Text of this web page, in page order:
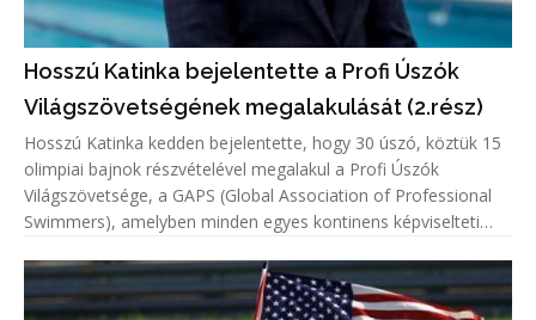
Hosszú Katinka bejelentette a Profi Úszók
Világszövetségének megalakulását (2.rész)
Hosszú Katinka kedden bejelentette, hogy 30 úszó, köztük 15
olimpiai bajnok részvételével megalakul a Profi Úszók
Világszövetsége, a GAPS (Global Association of Professional
Swimmers), amelyben minden egyes kontinens képviselteti